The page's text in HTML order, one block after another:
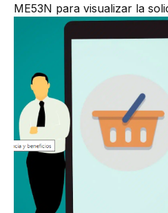
ME53N para visualizar la